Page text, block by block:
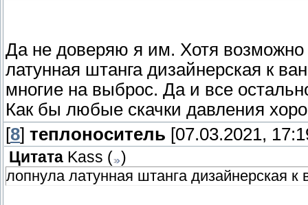
Да не доверяю я им. Хотя
латунная штанга дизайнерская к
многие на выброс. Да и все
Как бы любые скачки давления
[8] теплоноситель [07.03.2021,
Цитата Kass ( )
лопнула латунная штанга дизайнерская